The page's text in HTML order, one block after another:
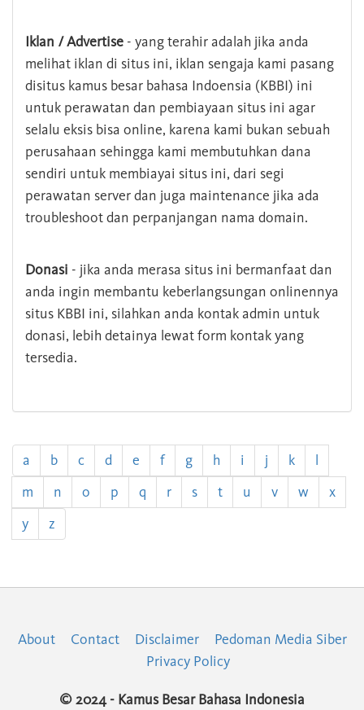
Iklan / Advertise - yang terahir adalah jika anda
melihat iklan di situs ini, iklan sengaja kami pasang
disitus kamus besar bahasa Indoensia (KBBI) ini
untuk perawatan dan pembiayaan situs ini agar
selalu eksis bisa online, karena kami bukan sebuah
perusahaan sehingga kami membutuhkan dana
sendiri untuk membiayai situs ini, dari segi
perawatan server dan juga maintenance jika ada
troubleshoot dan perpanjangan nama domain.
Donasi - jika anda merasa situs ini bermanfaat dan
anda ingin membantu keberlangsungan onlinennya
situs KBBI ini, silahkan anda kontak admin untuk
donasi, lebih detainya lewat form kontak yang
tersedia.
a b c d e f g h i j k
l
m
n o p q r s t u v w
x
y
z
About Contact Disclaimer
Pedoman Media Siber
Privacy Policy
© 2024 - Kamus Besar Bahasa Indonesia